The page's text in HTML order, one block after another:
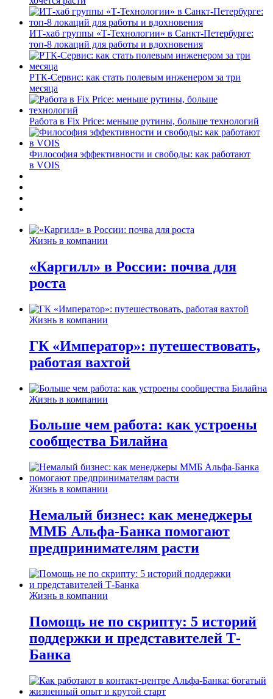
ИТ-хаб группы «Т-Технологии» в Санкт-Петербурге:
топ-8 локаций для работы и вдохновения
РТК-Сервис: как стать полевым инженером за три
месяца
Работа в Fix Price: меньше рутины, больше технологий
Философия эффективности и свободы: как работают
в VOIS
Жизнь в компании
«Каргилл» в России: почва для
роста
Жизнь в компании
ГК «Император»: путешествовать,
работая вахтой
Жизнь в компании
Больше чем работа: как устроены
сообщества Билайна
Жизнь в компании
Немалый бизнес: как менеджеры
ММБ Альфа-Банка помогают
предпринимателям расти
Жизнь в компании
Помощь не по скрипту: 5 историй
поддержки и представителей Т-
Банка